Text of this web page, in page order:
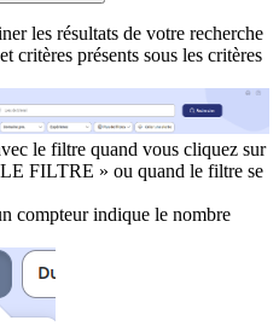
les résultats de votre recherche
critères présents sous les critères
le filtre quand vous cliquez sur
FILTRE » ou quand le filtre se
compteur indique le nombre